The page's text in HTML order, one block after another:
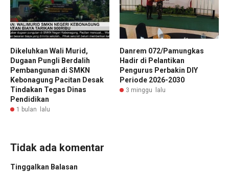
Dikeluhkan Wali Murid,
Dugaan Pungli Berdalih
Pembangunan di SMKN
Kebonagung Pacitan Desak
Tindakan Tegas Dinas
Pendidikan
1 bulan lalu
Danrem 072/Pamungkas
Hadir di Pelantikan
Pengurus Perbakin DIY
Periode 2026-2030
3 minggu lalu
Tidak ada komentar
Tinggalkan Balasan